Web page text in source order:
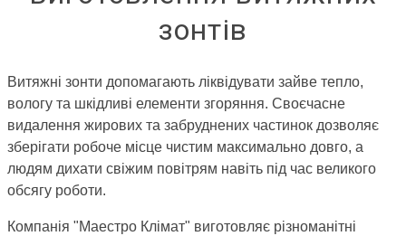
зонтів
Витяжні зонти допомагають ліквідувати зайве тепло,
вологу та шкідливі елементи згоряння. Своєчасне
видалення жирових та забруднених частинок дозволяє
зберігати робоче місце чистим максимально довго, а
людям дихати свіжим повітрям навіть під час великого
обсягу роботи.
Компанія "Маестро Клімат" виготовляє різноманітні